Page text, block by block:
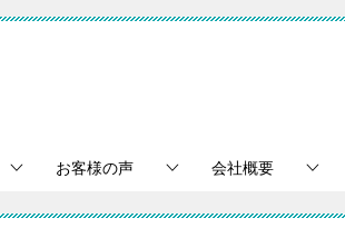
お客様の声 会社概要